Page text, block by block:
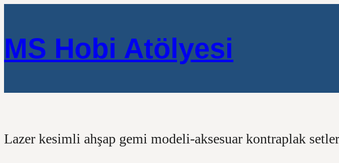
MS Hobi Atölyesi
Lazer kesimli ahşap gemi modeli-aksesuar kontraplak